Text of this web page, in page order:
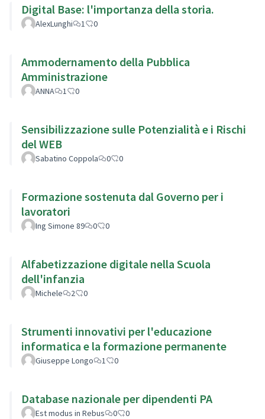
Digital Base: l'importanza della storia.
AlexLunghi 1 0
Ammodernamento della Pubblica
Amministrazione
ANNA 1 0
Sensibilizzazione sulle Potenzialità e i Rischi
del WEB
Sabatino Coppola 0 0
Formazione sostenuta dal Governo per i
lavoratori
Ing Simone 89 0 0
Alfabetizzazione digitale nella Scuola
dell'infanzia
Michele 2 0
Strumenti innovativi per l'educazione
informatica e la formazione permanente
Giuseppe Longo 1 0
Database nazionale per dipendenti PA
Est modus in Rebus 0 0